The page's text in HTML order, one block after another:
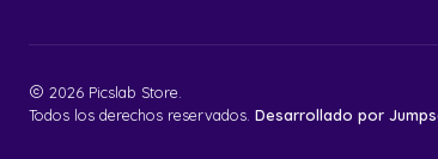
2026 Picslab Store.
Todos los derechos reservados. Desarrollado por